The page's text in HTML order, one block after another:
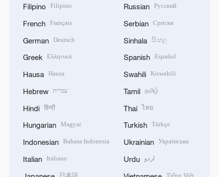
Filipino Filipino
French Français
German Deutsch
Greek Ελληνικά
Hausa Hausa
Hebrew עברית
Hindi हिन्दी
Hungarian Magyar
Indonesian Bahasa Indonesia
Italian Italiano
Russian Русский
Serbian Српски
Sinhala සිංහල
Spanish Español
Swahili Kiswahili
Tamil தமிழ்
Thai ไทย
Turkish Türkçe
Ukrainian Українська
Urdu اردو